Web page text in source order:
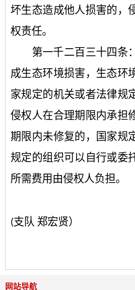
坏生态造成他人损害的，
权责任。
第一千二百三十四条
成生态环境损害，生态环
家规定的机关或者法律规
侵权人在合理期限内承担
期限内未修复的，国家规
规定的组织可以自行或委
所需费用由侵权人负担。
(支队 郑宏贤）
网站导航